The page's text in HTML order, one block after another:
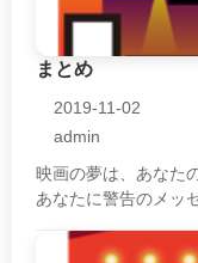
まとめ
2019-11-02
admin
映画の夢は、あなた
あなたに警告のメッ
います。 それ